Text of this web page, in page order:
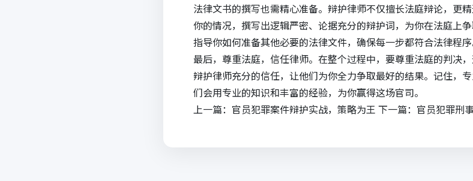
法律文书的撰写也需精心准备。辩护律师不仅擅长法庭辩论，更
你的情况，撰写出逻辑严密、论据充分的辩护词，为你在法庭上
指导你如何准备其他必要的法律文件，确保每一步都符合法律程序
最后，尊重法庭，信任律师。在整个过程中，要尊重法庭的判决
辩护律师充分的信任，让他们为你全力争取最好的结果。记住，
们会用专业的知识和丰富的经验，为你赢得这场官司。
上一篇： 官员犯罪案件辩护实战，策略为王 下一篇： 官员犯罪刑